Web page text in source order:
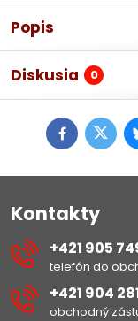
Popis
Diskusia 0
Facebook
Kontakty
+421 905
telefón do
+421 904
obchodný